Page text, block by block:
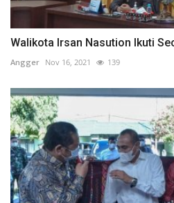
Walikota Irsan Nasution Ikuti
Angger Nov 16, 2021 139